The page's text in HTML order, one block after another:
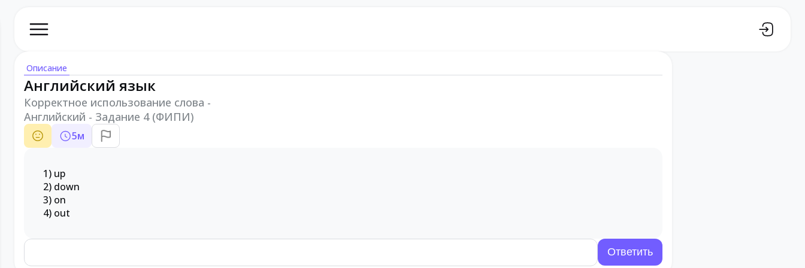
Описание
Английский язык
Корректное использование слова -
Английский - Задание 4 (ФИПИ)
5м
1) up
2) down
3) on
4) out